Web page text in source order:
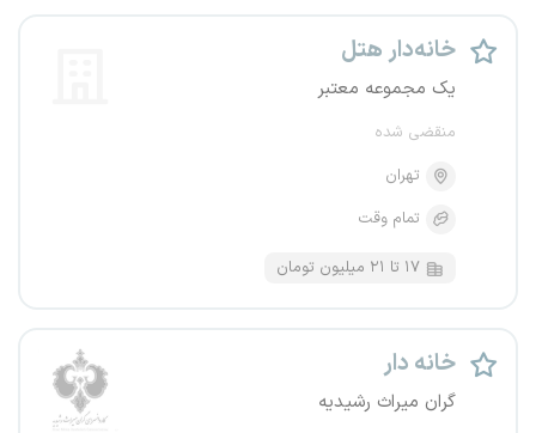
خانه‌دار هتل
یک مجموعه معتبر
منقضی شده
تهران
تمام وقت
۱۷ تا ۲۱ میلیون تومان
خانه دار
گران میراث رشیدیه